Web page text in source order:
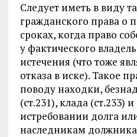
Следует иметь в виду
гражданского права о
сроках, когда право
у фактического
истечения (что тоже
отказа в иске). Такое
поводу находки,
(ст.231), клада (ст.233)
истребовании долга
наследникам